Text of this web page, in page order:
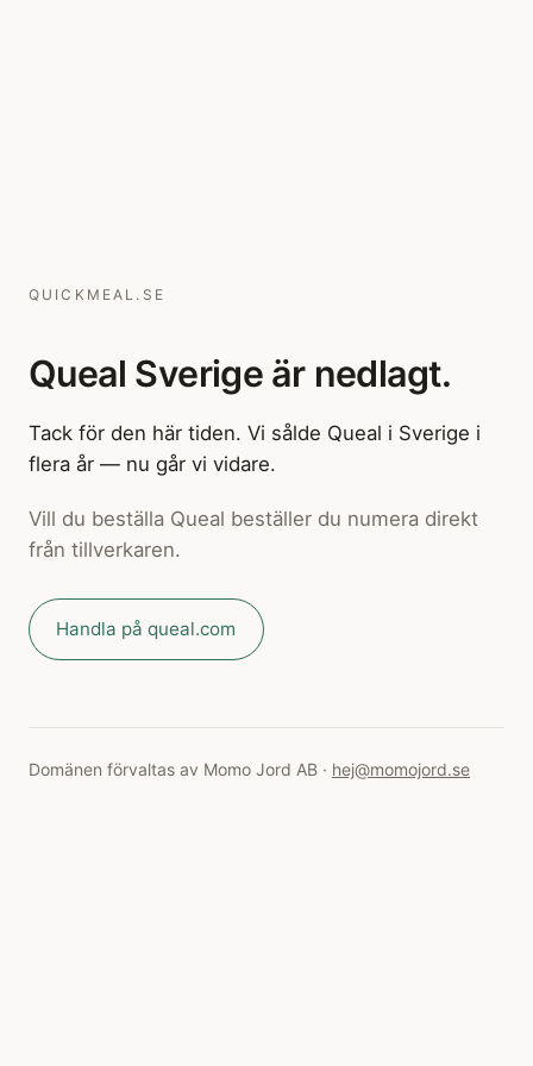
QUICKMEAL.SE
Queal Sverige är nedlagt.
Tack för den här tiden. Vi sålde Queal i Sverige i
flera år — nu går vi vidare.
Vill du beställa Queal beställer du numera direkt
från tillverkaren.
Handla på queal.com
Domänen förvaltas av Momo Jord AB · hej@momojord.se